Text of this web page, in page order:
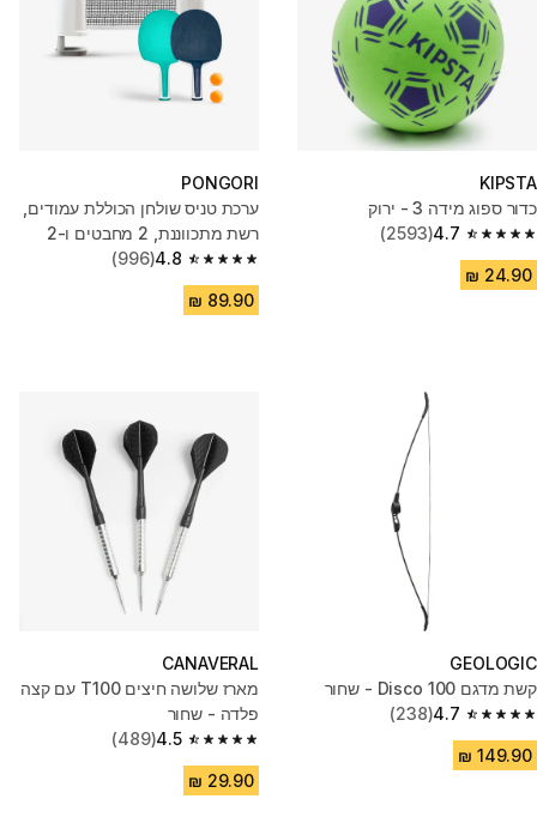
KIPSTA
כדור ספוג מידה 3 - ירוק
4.7
4.7 out of 5 stars from 2593 reviews
(2593)
PONGORI
ערכת טניס שולחן הכוללת עמודים,
רשת מתכווננת, 2 מחבטים ו-2
כדורים - לבן/אפור
4.8
4.8 out of 5 stars from 996 reviews
(996)
GEOLOGIC
קשת מדגם Disco 100 - שחור
4.7
4.7 out of 5 stars from 238 reviews
(238)
CANAVERAL
מארז שלושה חיצים T100 עם קצה
פלדה - שחור
4.5
4.5 out of 5 stars from 489 reviews
(489)